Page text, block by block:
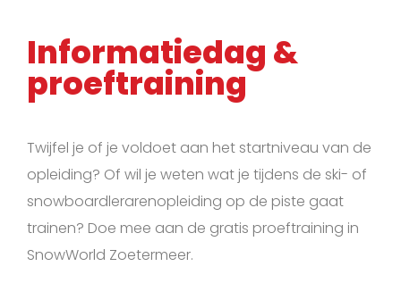
Informatiedag &
proeftraining
Twijfel je of je voldoet aan het startniveau van de
opleiding? Of wil je weten wat je tijdens de ski- of
snowboardlerarenopleiding op de piste gaat
trainen? Doe mee aan de gratis proeftraining in
SnowWorld Zoetermeer.